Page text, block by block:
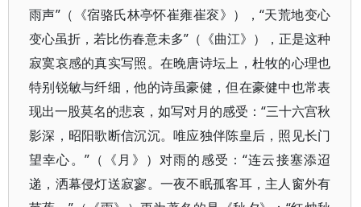
雨声”（《宿骆氏林亭怀崔雍崔衮》），“天荒地变心
变心虽折，若比伤春意未多”（《曲江》），正是这种
寂寞哀感的真实写照。在晚唐诗坛上，杜牧的心理也
特别锐敏与纤细，他的诗虽豪健，但在豪健中也常表
现出一股莫名的悲哀，如写对月的感受：“三十六宫秋
影深，昭阳歌断信沉沉。唯应独伴陈皇后，照见长门
望幸心。”（《月》）对雨的感受：“连云接塞添迢
递，洒幕侵灯送寂寥。一夜不眠孤客耳，主人窗外有